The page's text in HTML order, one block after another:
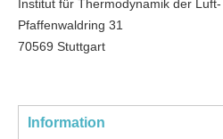
Institut für Thermodynamik der
Pfaffenwaldring 31
70569 Stuttgart
Information